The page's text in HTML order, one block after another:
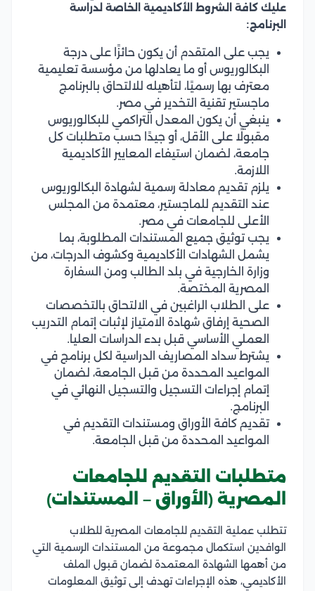
عليك كافة الشروط الأكاديمية الخاصة لدراسة
البرنامج:
يجب على المتقدم أن يكون حائزًا على درجة
البكالوريوس أو ما يعادلها من مؤسسة تعليمية
معترف بها رسميًا، لتأهيله للالتحاق بالبرنامج
ماجستير تقنية التخدير في مصر.
ينبغي أن يكون المعدل التراكمي للبكالوريوس
مقبولًا على الأقل، أو جيدًا حسب متطلبات كل
جامعة، لضمان استيفاء المعايير الأكاديمية
اللازمة.
يلزم تقديم معادلة رسمية لشهادة البكالوريوس
عند التقديم للماجستير، معتمدة من المجلس
الأعلى للجامعات في مصر.
يجب توثيق جميع المستندات المطلوبة، بما
يشمل الشهادات الأكاديمية وكشوف الدرجات، من
وزارة الخارجية في بلد الطالب ومن السفارة
المصرية المختصة.
على الطلاب الراغبين في الالتحاق بالتخصصات
الصحية إرفاق شهادة الامتياز لإثبات إتمام التدريب
العملي الأساسي قبل بدء الدراسات العليا.
يشترط سداد المصاريف الدراسية لكل برنامج في
المواعيد المحددة من قبل الجامعة، لضمان
إتمام إجراءات التسجيل والتسجيل النهائي في
البرنامج.
تقديم كافة الأوراق ومستندات التقديم في
المواعيد المحددة من قبل الجامعة.
متطلبات التقديم للجامعات
المصرية (الأوراق – المستندات)
تتطلب عملية التقديم للجامعات المصرية للطلاب
الوافدين استكمال مجموعة من المستندات الرسمية التي
من أهمها الشهادة المعتمدة لضمان قبول الملف
الأكاديمي، هذه الإجراءات تهدف إلى توثيق المعلومات